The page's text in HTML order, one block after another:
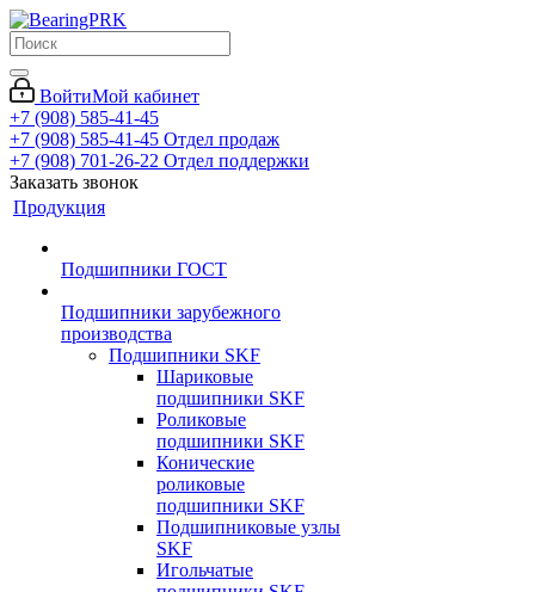
ВойтиМой кабинет
+7 (908) 585-41-45
+7 (908) 585-41-45 Отдел продаж
+7 (908) 701-26-22 Отдел поддержки
Заказать звонок
Продукция
Подшипники ГОСТ
Подшипники зарубежного
производства
Подшипники SKF
Шариковые
подшипники SKF
Роликовые
подшипники SKF
Конические
роликовые
подшипники SKF
Подшипниковые узлы
SKF
Игольчатые